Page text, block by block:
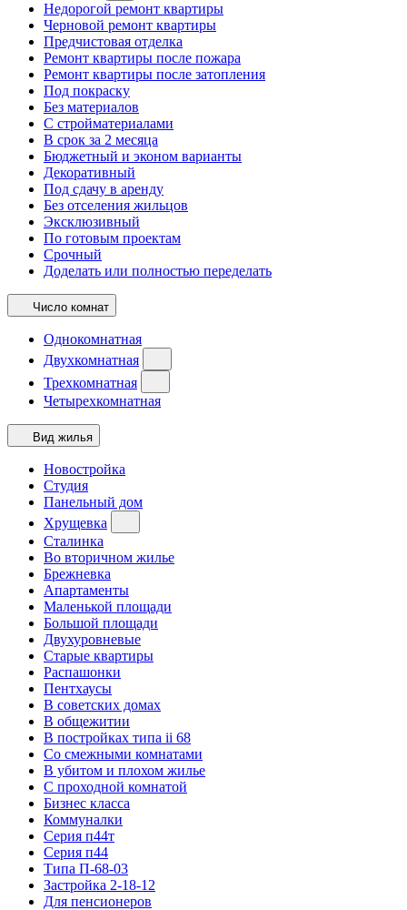
Недорогой ремонт квартиры
Черновой ремонт квартиры
Предчистовая отделка
Ремонт квартиры после пожара
Ремонт квартиры после затопления
Под покраску
Без материалов
С стройматериалами
В срок за 2 месяца
Бюджетный и эконом варианты
Декоративный
Под сдачу в аренду
Без отселения жильцов
Эксклюзивный
По готовым проектам
Срочный
Доделать или полностью переделать
Число комнат
Однокомнатная
Двухкомнатная
Трехкомнатная
Четырехкомнатная
Вид жилья
Новостройка
Студия
Панельный дом
Хрущевка
Сталинка
Во вторичном жилье
Брежневка
Апартаменты
Маленькой площади
Большой площади
Двухуровневые
Старые квартиры
Распашонки
Пентхаусы
В советских домах
В общежитии
В постройках типа ii 68
Со смежными комнатами
В убитом и плохом жилье
С проходной комнатой
Бизнес класса
Коммуналки
Серия п44т
Серия п44
Типа П-68-03
Застройка 2-18-12
Для пенсионеров